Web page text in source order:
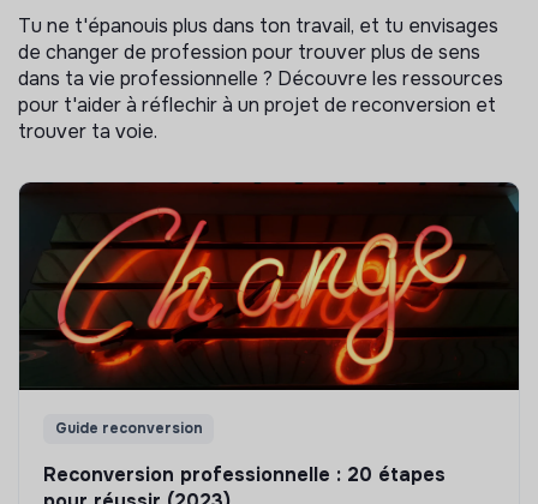
Tu ne t'épanouis plus dans ton travail, et tu envisages
de changer de profession pour trouver plus de sens
dans ta vie professionnelle ? Découvre les ressources
pour t'aider à réflechir à un projet de reconversion et
trouver ta voie.
Guide reconversion
Reconversion professionnelle : 20 étapes